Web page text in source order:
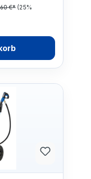
€* (25%